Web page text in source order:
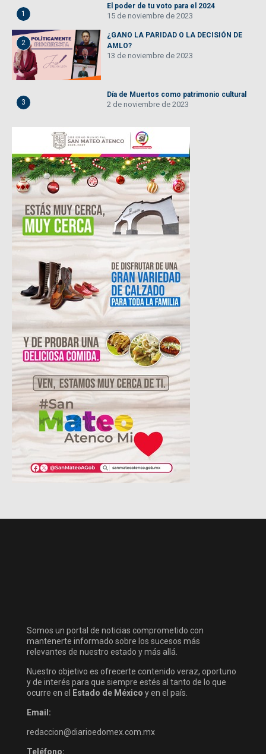
1
El poder de tu voto para el 2024
15 de noviembre de 2023
2
¿GANO LA PARIDAD O LA DECISIÓN DE
AMLO?
13 de noviembre de 2023
3
Día de Muertos como patrimonio cultural
2 de noviembre de 2023
Somos un portal de noticias comprometido con
mantenerte informado sobre los sucesos más
relevantes de nuestro estado y más allá.
Nuestro objetivo es ofrecerte contenido veraz, oportuno
y de interés para que siempre estés al tanto de lo que
ocurre en el
Estado de México y en el país.
Email:
redaccion@diarioedomex.com.mx
Teléfono: